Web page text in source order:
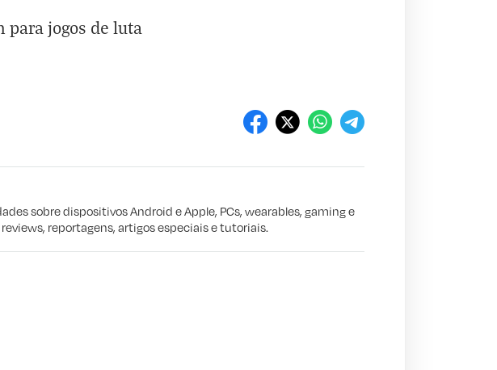
para jogos de luta
sobre dispositivos Android e Apple, PCs, wearables, gaming e
reportagens, artigos especiais e tutoriais.